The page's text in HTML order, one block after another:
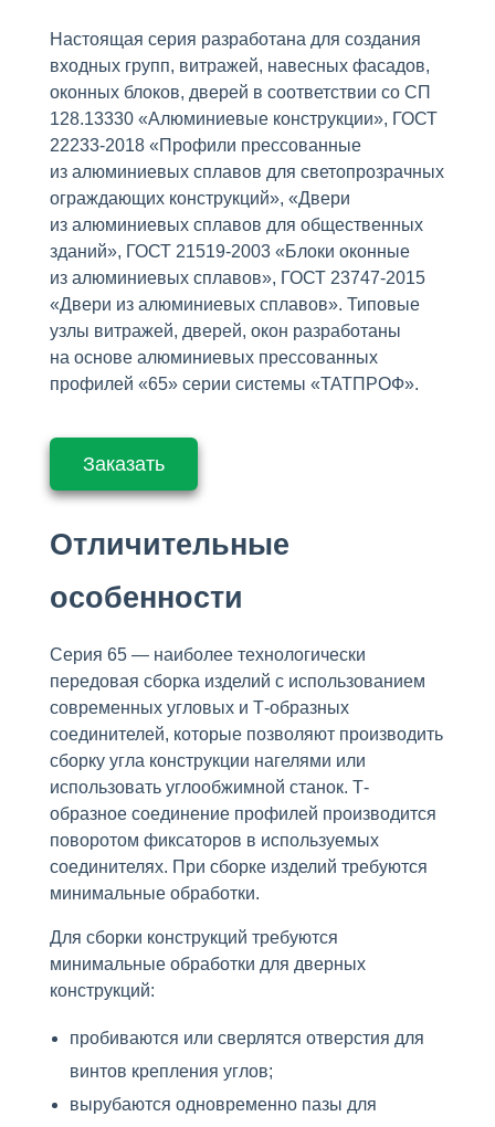
Настоящая серия разработана для создания
входных групп, витражей, навесных фасадов,
оконных блоков, дверей в соответствии со СП
128.13330 «Алюминиевые конструкции», ГОСТ
22233-2018 «Профили прессованные
из алюминиевых сплавов для светопрозрачных
ограждающих конструкций», «Двери
из алюминиевых сплавов для общественных
зданий», ГОСТ 21519-2003 «Блоки оконные
из алюминиевых сплавов», ГОСТ 23747-2015
«Двери из алюминиевых сплавов». Типовые
узлы витражей, дверей, окон разработаны
на основе алюминиевых прессованных
профилей «65» серии системы «ТАТПРОФ».
Заказать
Отличительные
особенности
Серия 65 — наиболее технологически
передовая сборка изделий с использованием
современных угловых и Т-образных
соединителей, которые позволяют производить
сборку угла конструкции нагелями или
использовать углообжимной станок. Т-
образное соединение профилей производится
поворотом фиксаторов в используемых
соединителях. При сборке изделий требуются
минимальные обработки.
Для сборки конструкций требуются
минимальные обработки для дверных
конструкций:
пробиваются или сверлятся отверстия для
винтов крепления углов;
вырубаются одновременно пазы для